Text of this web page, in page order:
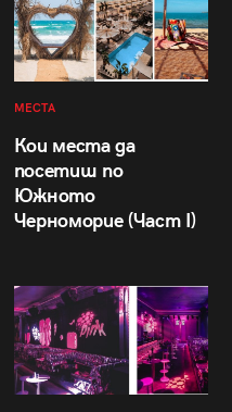
МЕСТА
Кои места да
посетиш по
Южното
Черноморие (Част I)